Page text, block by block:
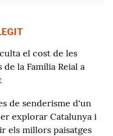
el cost de les
de la Família Reial a
de senderisme d'un
explorar Catalunya i
els millors paisatges